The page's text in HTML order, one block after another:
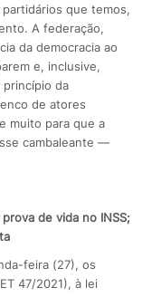
que temos,
A federação,
da democracia ao
e, inclusive,
da
de atores
muito para que a
cambaleante —
de vida no INSS;
feira (27), os
47/2021), à lei